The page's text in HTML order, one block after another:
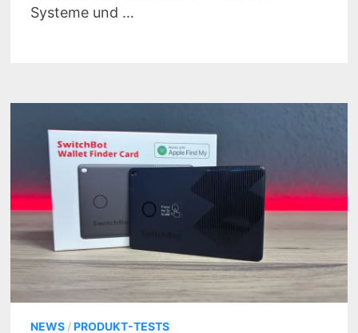
Systeme und …
NEWS /PRODUKT-TESTS